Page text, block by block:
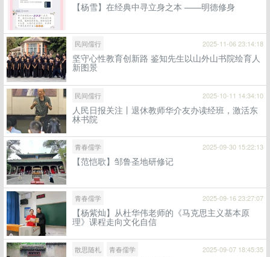
【杨雪】在经典中寻立身之本 ——明德修身
民间儒行 2025-11-06 23:14:18
坚守心性教育创新路 鉴知先生以山外山书院绘育人
新图景
民间儒行 2025-10-11 14:34:10
人民日报关注丨退休教师华介友办读经班，激活东
林书院
青春儒学 2025-09-30 15:22:13
【范恺歌】邹鲁圣地研修记
青春儒学 2025-09-16 23:27:07
【杨紫灿】从杜华伟老师的《马克思主义基本原
理》课程走向文化自信
散思随札 青春儒学 2025-09-07 18:45:35